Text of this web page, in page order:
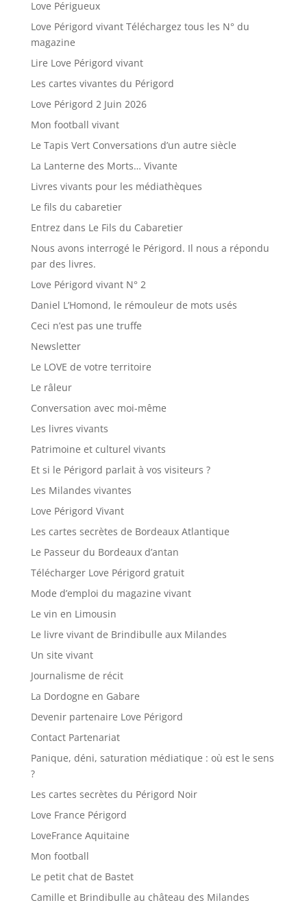
Love Périgueux
Love Périgord vivant Téléchargez tous les N° du
magazine
Lire Love Périgord vivant
Les cartes vivantes du Périgord
Love Périgord 2 Juin 2026
Mon football vivant
Le Tapis Vert Conversations d’un autre siècle
La Lanterne des Morts… Vivante
Livres vivants pour les médiathèques
Le fils du cabaretier
Entrez dans Le Fils du Cabaretier
Nous avons interrogé le Périgord. Il nous a répondu
par des livres.
Love Périgord vivant N° 2
Daniel L’Homond, le rémouleur de mots usés
Ceci n’est pas une truffe
Newsletter
Le LOVE de votre territoire
Le râleur
Conversation avec moi-même
Les livres vivants
Patrimoine et culturel vivants
Et si le Périgord parlait à vos visiteurs ?
Les Milandes vivantes
Love Périgord Vivant
Les cartes secrètes de Bordeaux Atlantique
Le Passeur du Bordeaux d’antan
Télécharger Love Périgord gratuit
Mode d’emploi du magazine vivant
Le vin en Limousin
Le livre vivant de Brindibulle aux Milandes
Un site vivant
Journalisme de récit
La Dordogne en Gabare
Devenir partenaire Love Périgord
Contact Partenariat
Panique, déni, saturation médiatique : où est le sens
?
Les cartes secrètes du Périgord Noir
Love France Périgord
LoveFrance Aquitaine
Mon football
Le petit chat de Bastet
Camille et Brindibulle au château des Milandes